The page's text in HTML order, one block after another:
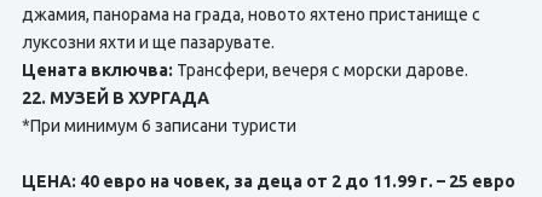
джамия, панорама на града, новото яхтено пристанище с
луксозни яхти и ще пазарувате.
Цената включва: Трансфери, вечеря с морски дарове.
22. МУЗЕЙ В ХУРГАДА
*При минимум 6 записани туристи
ЦЕНА: 40 евро на човек, за деца от 2 до 11.99 г. – 25 евро